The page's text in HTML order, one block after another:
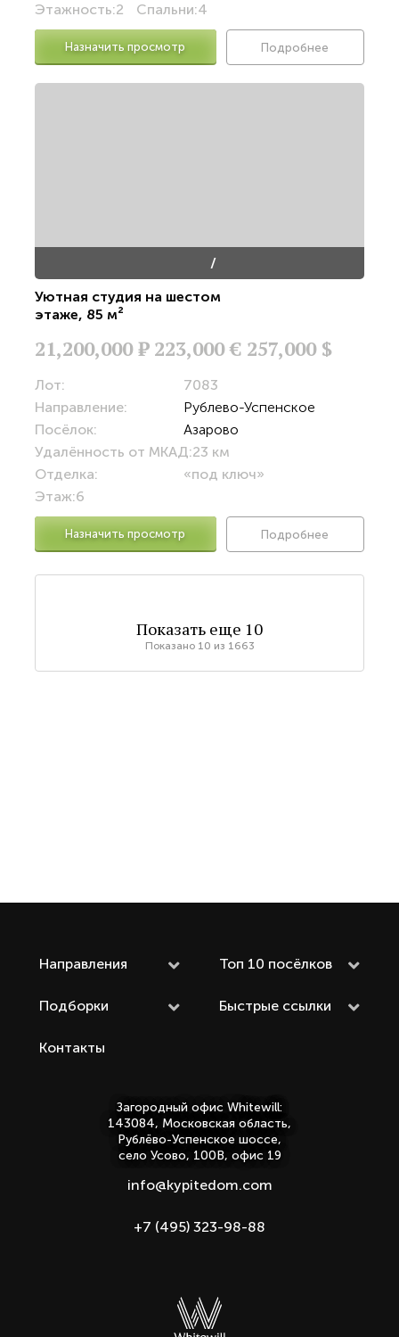
Этажность:2 Спальни:4
Назначить просмотр Подробнее
/
Уютная студия на шестом
этаже, 85 м²
21,200,000Р 223,000 € 257,000 $
Лот:
7083
Направление:
Рублево-Успенское
Посёлок:
Азарово
Удалённость от МКАД:23 км
Отделка:
«под ключ»
Этаж:6
Назначить просмотр Подробнее
Показать еще 10
Показано 10 из 1663
Направления Топ 10 посёлков
Подборки Быстрые ссылки
Контакты
Загородный офис Whitewill:
143084, Московская область,
Рублёво-Успенское шоссе,
село Усово, 100В, офис 19
info@kypitedom.com
+7 (495) 323-98-88